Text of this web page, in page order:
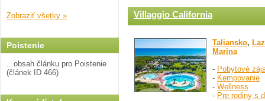
Zobraziť všetky »
Poistenie
...obsah článku pro Poistenie
(článek ID 466)
Villaggio California
Taliansko,
Marina
- Pobytové
- Kempovanie
- Wellness
- Pre rodiny s